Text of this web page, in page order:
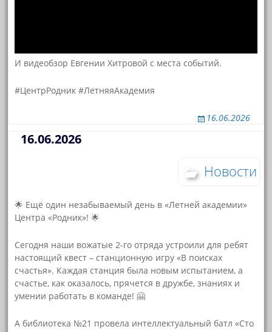
И видеобзор Евгении Хитровой с места событий.
#ЦентрРодник #ЛетняяАкадемия
16.06.2026
16.06.2026
Новости
🌟 Ещё один незабываемый день в «Летней академии»
Центра «Родник»! 🌟
Сегодня наши вожатые 2-го отряда устроили для ребят
настоящий квест – станционную игру «В поисках
счастья». Каждая станция была новым испытанием, а
счастье, как оказалось, прячется в дружбе, знаниях и
умении работать в команде! 🤗
А библиотека №21 провела интеллектуальный батл «Сто